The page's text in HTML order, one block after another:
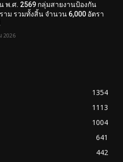
พ.ศ. 2569 กลุ่มสายงานป้องกัน
าม รวมทั้งสิ้น จำนวน 6,000 อัตรา
2026
1354
1113
1004
641
442